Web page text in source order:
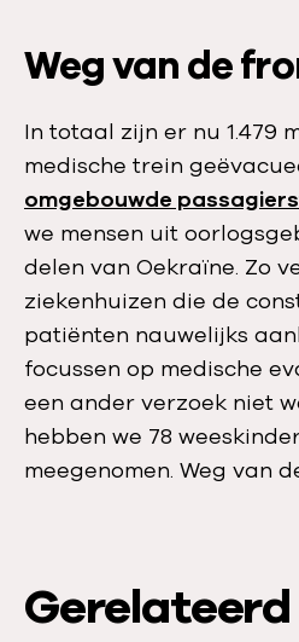
Weg van de
In totaal zijn er nu 1.479
medische trein
omgebouwde
we mensen uit
delen van Oekraïne. Zo
ziekenhuizen die de
patiënten nauwelijks
focussen op medische
een ander verzoek niet
hebben we 78
meegenomen. Weg van
Gerelateerd